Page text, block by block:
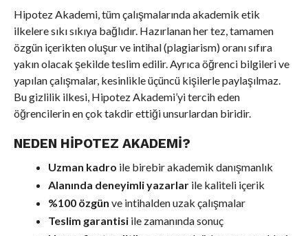
Hipotez Akademi, tüm çalışmalarında akademik etik
ilkelere sıkı sıkıya bağlıdır. Hazırlanan her tez, tamamen
özgün içerikten oluşur ve intihal (plagiarism) oranı sıfıra
yakın olacak şekilde teslim edilir. Ayrıca öğrenci bilgileri ve
yapılan çalışmalar, kesinlikle üçüncü kişilerle paylaşılmaz.
Bu gizlilik ilkesi, Hipotez Akademi’yi tercih eden
öğrencilerin en çok takdir ettiği unsurlardan biridir.
NEDEN HIPOTEZ AKADEMI?
Uzman kadro ile birebir akademik danışmanlık
Alanında deneyimli yazarlarile kaliteli içerik
%100 özgün ve intihalden uzak çalışmalar
Teslim garantisiile zamanında sonuç